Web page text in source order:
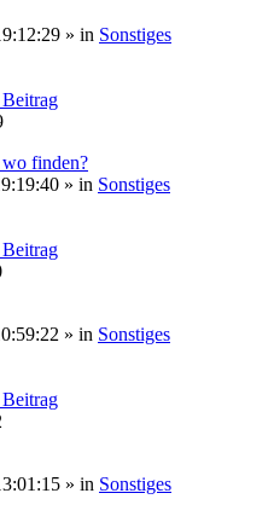
» in Sonstiges
finden?
» in Sonstiges
» in Sonstiges
» in Sonstiges